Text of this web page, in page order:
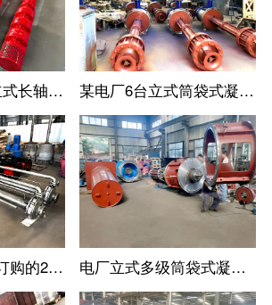
出口海外的6台立式长轴消防涡轮泵 某电厂6台立式筒袋式凝结水泵
山东某化工公司订购的2台不锈钢立式长轴液下泵 电厂立式多级筒袋式凝结水泵安装现场